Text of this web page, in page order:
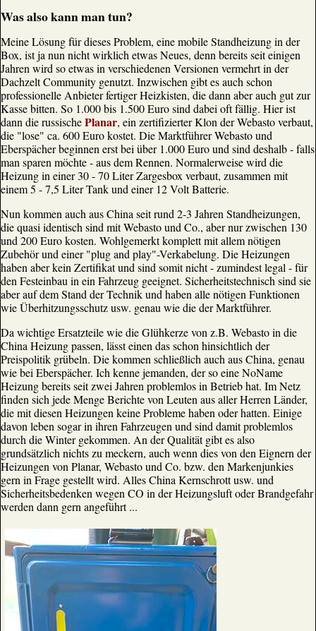
Was also kann man tun?
Meine Lösung für dieses Problem, eine mobile Standheizung in der
Box, ist ja nun nicht wirklich etwas Neues, denn bereits seit einigen
Jahren wird so etwas in verschiedenen Versionen vermehrt in der
Dachzelt Community genutzt. Inzwischen gibt es auch schon
professionelle Anbieter fertiger Heizkisten, die dann aber auch gut zur
Kasse bitten. So 1.000 bis 1.500 Euro sind dabei oft fällig. Hier ist
dann die russischePlanar, ein zertifizierter Klon der Webasto verbaut,
die "lose" ca. 600 Euro kostet. Die Marktführer Webasto und
Eberspächer beginnen erst bei über 1.000 Euro und sind deshalb - falls
man sparen möchte - aus dem Rennen. Normalerweise wird die
Heizung in einer 30 - 70 Liter Zargesbox verbaut, zusammen mit
einem 5 - 7,5 Liter Tank und einer 12 Volt Batterie.
Nun kommen auch aus China seit rund 2-3 Jahren Standheizungen,
die quasi identisch sind mit Webasto und Co., aber nur zwischen 130
und 200 Euro kosten. Wohlgemerkt komplett mit allem nötigen
Zubehör und einer "plug and play"-Verkabelung. Die Heizungen
haben aber kein Zertifikat und sind somit nicht - zumindest legal - für
den Festeinbau in ein Fahrzeug geeignet. Sicherheitstechnisch sind sie
aber auf dem Stand der Technik und haben alle nötigen Funktionen
wie Überhitzungsschutz usw. genau wie die der Marktführer.
Da wichtige Ersatzteile wie die Glühkerze von z.B. Webasto in die
China Heizung passen, lässt einen das schon hinsichtlich der
Preispolitik grübeln. Die kommen schließlich auch aus China, genau
wie bei Eberspächer. Ich kenne jemanden, der so eine NoName
Heizung bereits seit zwei Jahren problemlos in Betrieb hat. Im Netz
finden sich jede Menge Berichte von Leuten aus aller Herren Länder,
die mit diesen Heizungen keine Probleme haben oder hatten. Einige
davon leben sogar in ihren Fahrzeugen und sind damit problemlos
durch die Winter gekommen. An der Qualität gibt es also
grundsätzlich nichts zu meckern, auch wenn dies von den Eignern der
Heizungen von Planar, Webasto und Co. bzw. den Markenjunkies
gern in Frage gestellt wird. Alles China Kernschrott usw. und
Sicherheitsbedenken wegen CO in der Heizungsluft oder Brandgefahr
werden dann gern angeführt ...